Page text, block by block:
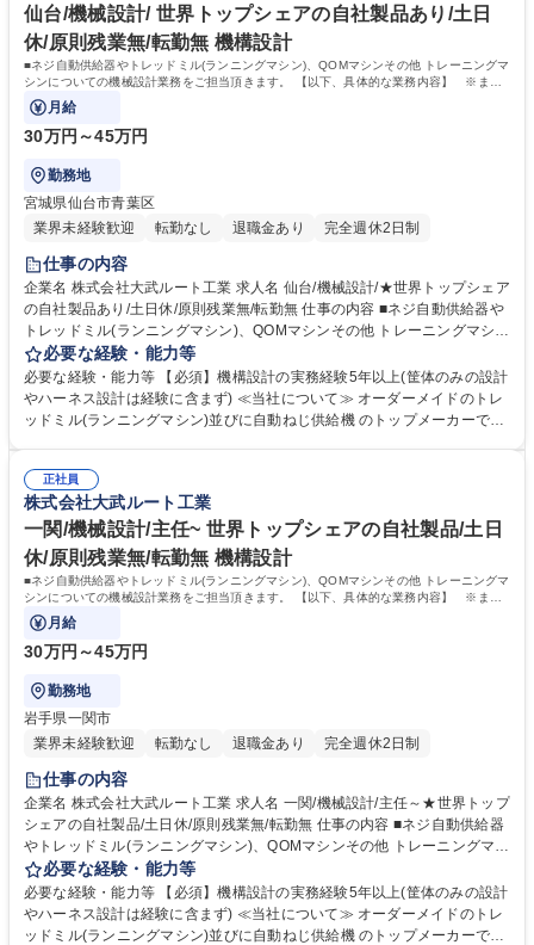
大学 高専 語学力： 資格：
仙台/機械設計/ 世界トップシェアの自社製品あり/土日
休/原則残業無/転勤無 機構設計
■ネジ自動供給器やトレッドミル(ランニングマシン)、QOMマシンその他 トレーニングマ
シンについての機械設計業務をご担当頂きます。 【以下、具体的な業務内容】 ※ま
た、原則残業はありません。
月給
30万円～45万円
勤務地
宮城県仙台市青葉区
業界未経験歓迎
転勤なし 退職金あり 完全週休2日制
仕事の内容
企業名 株式会社大武ルート工業 求人名 仙台/機械設計/★世界トップシェア
の自社製品あり/土日休/原則残業無/転勤無 仕事の内容 ■ネジ自動供給器や
トレッドミル(ランニングマシン)、QOMマシンその他 トレーニングマシン
についての機械設計業務をご担当頂きます。 【以下、具体的な業務内容】
※また、原則残業はありません。 ■3D CADを使用しての製品設計・製図
作業 ■仕様などについての技術的な文書の作成・社内展開 ■施策から量産
への展開 ■設計要素検討や製造工程などの大まかな流れを把握し、各部門
土日休/原則残業無/転勤無
必要な経験・能力等
必要な経験・能力等 【必須】機構設計の実務経験5年以上(筐体のみの設計
やハーネス設計は経験に含まず) ≪当社について≫ オーダーメイドのトレ
ッドミル(ランニングマシン)並びに自動ねじ供給機 のトップメーカーで
ています。経済産業省「元気なモノ作り中小企業300 社」や2018年「地
域未来牽引企業」など受賞も多数。 学歴・資格 学歴：大学院 大学 語学
力： 資格：
正社員
株式会社大武ルート工業
一関/機械設計/主任~ 世界トップシェアの自社製品/土日
休/原則残業無/転勤無 機構設計
■ネジ自動供給器やトレッドミル(ランニングマシン)、QOMマシンその他 トレーニングマ
シンについての機械設計業務をご担当頂きます。 【以下、具体的な業務内容】 ※ま
た、原則残業はありません。
月給
30万円～45万円
勤務地
岩手県一関市
業界未経験歓迎
転勤なし 退職金あり 完全週休2日制
仕事の内容
企業名 株式会社大武ルート工業 求人名 一関/機械設計/主任～★世界トップ
シェアの自社製品/土日休/原則残業無/転勤無 仕事の内容 ■ネジ自動供給器
やトレッドミル(ランニングマシン)、QOMマシンその他 トレーニングマシ
ンについての機械設計業務をご担当頂きます。 【以下、具体的な業務内
容】 ※また、原則残業はありません。 ■3D CADを使用しての製品設計・
製図作業 ■仕様などについての技術的な文書の作成・社内展開 ■施策から
量産への展開 ■設計要素検討や製造工程などの大まかな流れを把握し、各
必要な経験・能力等
必要な経験・能力等 【必須】機構設計の実務経験5年以上(筐体のみの設計
やハーネス設計は経験に含まず) ≪当社について≫ オーダーメイドのトレ
ッドミル(ランニングマシン)並びに自動ねじ供給機 のトップメーカーで